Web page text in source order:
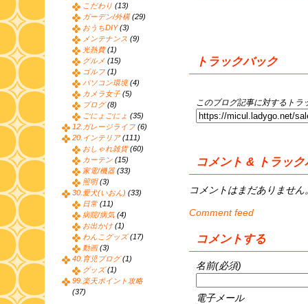
トラックバック
このブログ記事に対するトラ
コメント & トラック
コメントはまだありません
Comment feed
コメントする
名前(必須)
電子メール
こだわり (13)
ガーデン/外構(29)
おうちDIY(3)
メンテナンス (9)
光熱費(1)
グルメ (15)
ゴルフ (1)
パソコン環境(4)
カメラ女子 (5)
ブログ(8)
ごにょごにょ (35)
12.ガレージライフ (6)
20.インテリア(111)
おしゃれ雑貨(60)
カーテン (15)
家電/機器 (33)
照明(3)
30.愛犬(いおん) (33)
日常 (11)
病院/病気 (4)
お出かけ (1)
わんこグッズ(17)
動画(3)
40.育児ブログ(1)
グッズ(1)
99.楽天ポイント攻略
(37)